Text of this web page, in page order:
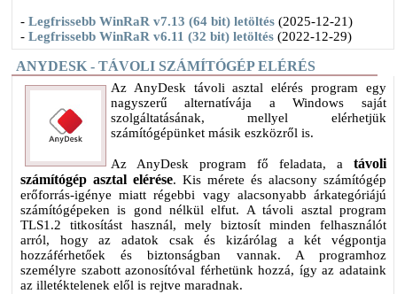
-Legfrissebb WinRaR v7.13 (64 bit) letöltés (2025-12-21)
-Legfrissebb WinRaR v6.11 (32 bit) letöltés (2022-12-29)
ANYDESK - TÁVOLI SZÁMÍTÓGÉP ELÉRÉS
​Az AnyDesk távoli asztal elérés program egy
nagyszerű alternatívája a Windows saját
szolgáltatásának, mellyel elérhetjük
számítógépünket másik eszközről is.
Az AnyDesk program fő feladata, a távoli
számítógép asztal elérése. Kis mérete és alacsony számítógép
erőforrás-igénye miatt régebbi vagy alacsonyabb árkategóriájú
számítógépeken is gond nélkül elfut. A távoli asztal program
TLS1.2 titkosítást használ, mely biztosít minden felhasználót
arról, hogy az adatok csak és kizárólag a két végpontja
hozzáférhetőek és biztonságban vannak. A programhoz
személyre szabott azonosítóval férhetünk hozzá, így az adataink
az illetéktelenek elől is rejtve maradnak.